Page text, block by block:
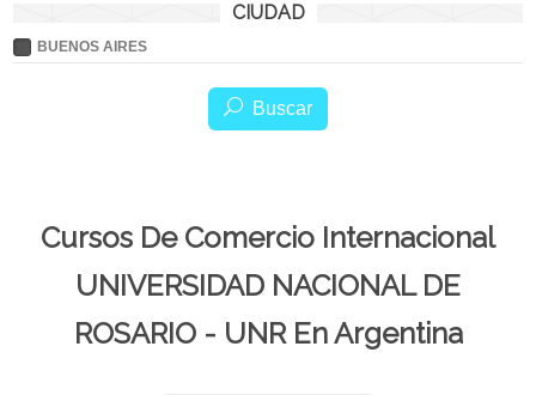
CIUDAD
BUENOS AIRES
Buscar
Cursos De Comercio Internacional
UNIVERSIDAD NACIONAL DE
ROSARIO - UNR En Argentina